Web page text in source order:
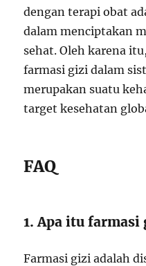
dengan terapi obat
dalam menciptakan
sehat. Oleh karena
farmasi gizi dalam
merupakan suatu
target kesehatan
FAQ
1. Apa itu farmasi
Farmasi gizi adalah